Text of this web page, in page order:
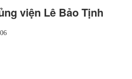
viện Lê Bảo Tịnh